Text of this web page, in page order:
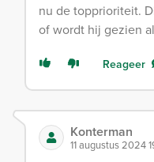
nu de topprioriteit.
of wordt hij gezien
Reageer
Konterman
11 augustus 2024